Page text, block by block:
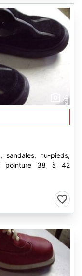
4
sandales, nu-pieds,
pointure 38 à 42